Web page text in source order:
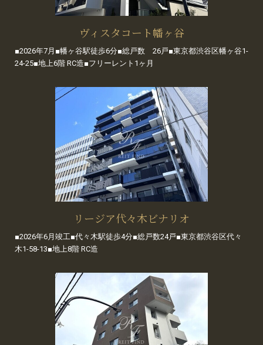
ヴィスタコート幡ヶ谷
■2026年7月■幡ヶ谷駅徒歩6分■総戸数 26戸■東京都渋谷区幡ヶ谷1-
24-25■地上6階 RC造■フリーレント1ヶ月
リージア代々木ビナリオ
■2026年6月竣工■代々木駅徒歩4分■総戸数24戸■東京都渋谷区代々
木1-58-13■地上8階 RC造